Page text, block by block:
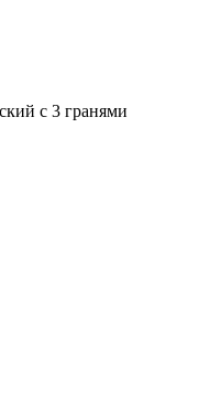
с 3 гранями